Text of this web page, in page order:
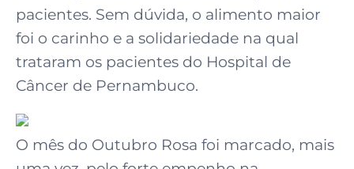
pacientes. Sem dúvida, o alimento maior
foi o carinho e a solidariedade na qual
trataram os pacientes do Hospital de
Câncer de Pernambuco.
O mês do Outubro Rosa foi marcado, mais